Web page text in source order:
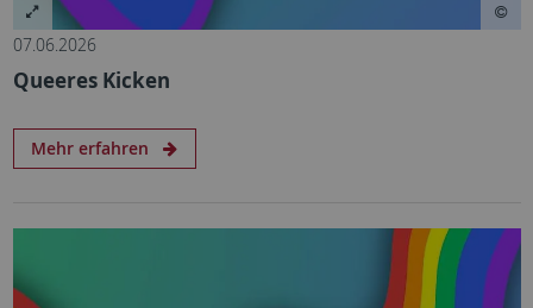
07.06.2026
Queeres Kicken
Mehr erfahren